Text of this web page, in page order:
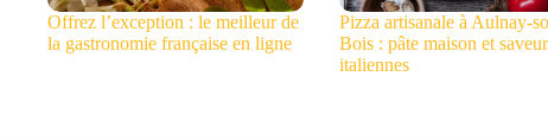
Offrez l’exception : le meilleur de
la gastronomie française en ligne
Pizza artisanale à Aulnay-
Bois : pâte maison et
italiennes